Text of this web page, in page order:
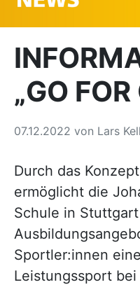
„GO
07.12.2022 von Lars
Durch das
ermöglicht die
Schule in
Sportler:innen
Leistungssport